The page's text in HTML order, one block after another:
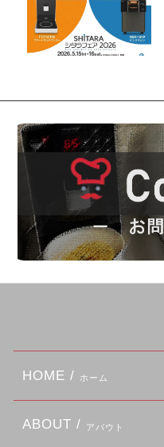
HOME / ホーム
ABOUT / アバウト